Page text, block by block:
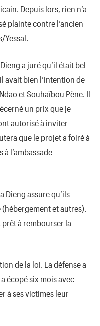
Depuis lors, rien n’a
plainte contre l’ancien
a juré qu’il était bel
avait bien l’intention de
et Souhaïbou Pène. Il
un prix que je
autorisé à inviter
que le projet a foiré à
l’ambassade
Dieng assure qu’ils
et autres).
prêt à rembourser la
de la loi. La défense a
écopé six mois avec
à ses victimes leur